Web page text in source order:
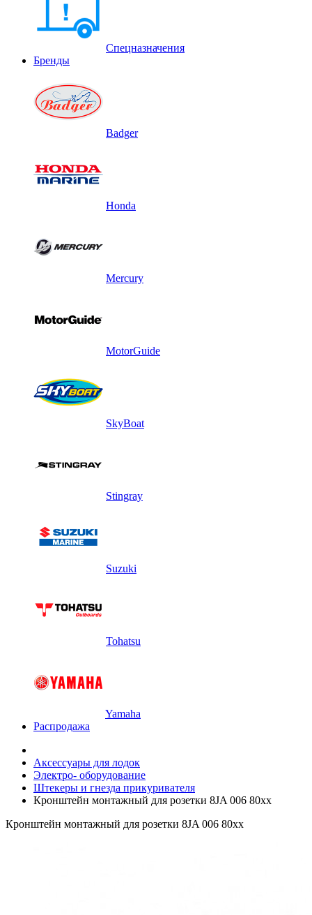
Спецназначения
Бренды
Badger
Honda
Mercury
MotorGuide
SkyBoat
Stingray
Suzuki
Tohatsu
Yamaha
Распродажа
Аксессуары для лодок
Электро- оборудование
Штекеры и гнезда прикуривателя
Кронштейн монтажный для розетки 8JA 006 80хх
Кронштейн монтажный для розетки 8JA 006 80хх